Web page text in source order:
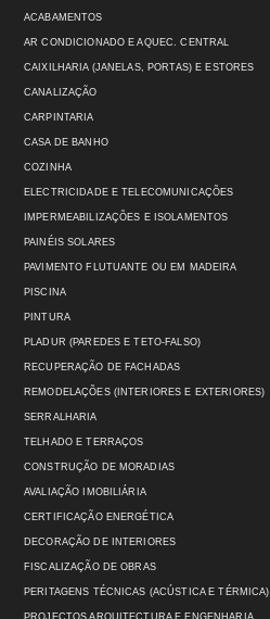
ACABAMENTOS
AR CONDICIONADO E AQUEC. CENTRAL
CAIXILHARIA (JANELAS, PORTAS) E ESTORES
CANALIZAÇÃO
CARPINTARIA
CASA DE BANHO
COZINHA
ELECTRICIDADE E TELECOMUNICAÇÕES
IMPERMEABILIZAÇÕES E ISOLAMENTOS
PAINÉIS SOLARES
PAVIMENTO FLUTUANTE OU EM MADEIRA
PISCINA
PINTURA
PLADUR (PAREDES E TETO-FALSO)
RECUPERAÇÃO DE FACHADAS
REMODELAÇÕES (INTERIORES E EXTERIORES)
SERRALHARIA
TELHADO E TERRAÇOS
CONSTRUÇÃO DE MORADIAS
AVALIAÇÃO IMOBILIÁRIA
CERTIFICAÇÃO ENERGÉTICA
DECORAÇÃO DE INTERIORES
FISCALIZAÇÃO DE OBRAS
PERITAGENS TÉCNICAS (ACÚSTICA E TÉRMICA)
PROJECTOS ARQUITECTURA E ENGENHARIA